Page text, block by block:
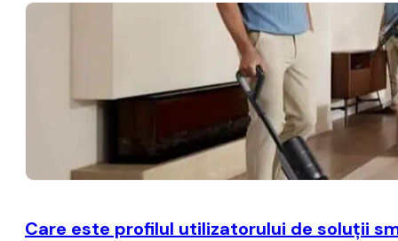
Care este profilul utilizatorului de soluții